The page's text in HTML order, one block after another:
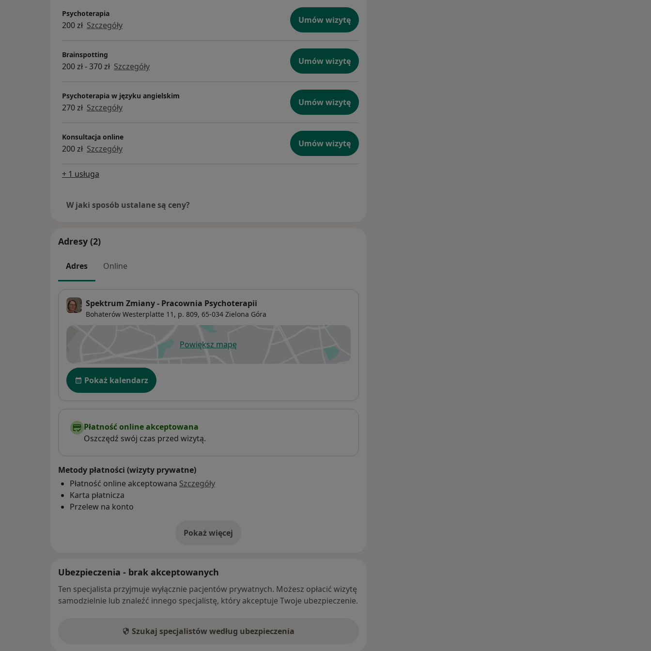
Psychoterapia
200 zł Szczegóły Umów wizytę
Brainspotting
200 zł - 370 zł Szczegóły Umów wizytę
Psychoterapia w języku angielskim
270 zł Szczegóły Umów wizytę
Konsultacja online
200 zł Szczegóły Umów wizytę
+ 1 usługa
W jaki sposób ustalane są ceny?
Adresy (2)
Adres Online
Spektrum Zmiany - Pracownia Psychoterapii
Bohaterów Westerplatte 11, p. 809, 65-034 Zielona Góra
Powiększ mapęotwiera się w nowej karcie
Dostępność
Pokaż kalendarz
Płatność online akceptowana
Oszczędź swój czas przed wizytą.
Metody płatności (wizyty prywatne)
Płatność online akceptowana Szczegóły
Karta płatnicza
Przelew na konto
Pokaż więcej
o adresie
Ubezpieczenia - brak akceptowanych
Ten specjalista przyjmuje wyłącznie pacjentów prywatnych. Możesz opłacić wizytę
samodzielnie lub znaleźć innego specjalistę, który akceptuje Twoje ubezpieczenie.
Szukaj specjalistów według ubezpieczenia